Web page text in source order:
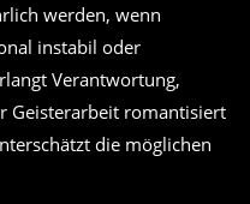
werden, wenn
instabil oder
Verantwortung,
Geisterarbeit romantisiert
die möglichen